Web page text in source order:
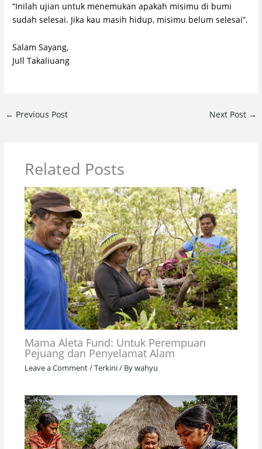
“Inilah ujian untuk menemukan apakah misimu di bumi
sudah selesai. Jika kau masih hidup, misimu belum selesai”.
Salam Sayang,
Jull Takaliuang
← Previous Post Next Post →
Related Posts
Mama Aleta Fund: Untuk Perempuan
Pejuang dan Penyelamat Alam
Leave a Comment/Terkini/ Bywahyu